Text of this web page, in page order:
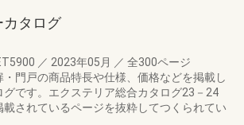
カタログ
／ 2023年05月 ／ 全300ページ
門戸の商品特長や仕様、価格などを掲載し
グです。エクステリア総合カタログ23－24
されているページを抜粋してつくられてい